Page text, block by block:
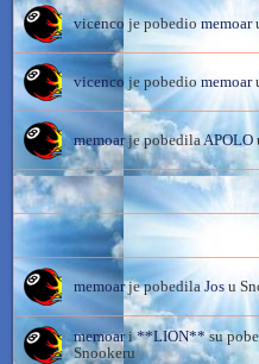
vicenco je pobediomemoar
vicenco je pobedio memoar
memoarje pobedilaAPOLO
memoarje pobedila Jos u
memoari**LION**su
Snookeru